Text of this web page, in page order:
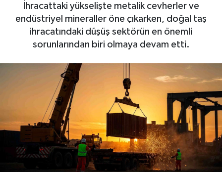
İhracattaki yükselişte metalik cevherler ve
endüstriyel mineraller öne çıkarken, doğal taş
ihracatındaki düşüş sektörün en önemli
sorunlarından biri olmaya devam etti.
Asayiş
Magazin
Eğitim